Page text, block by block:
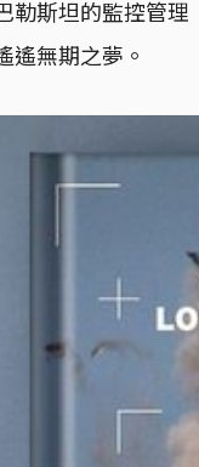
勒斯坦的監控管理
遙無期之夢。